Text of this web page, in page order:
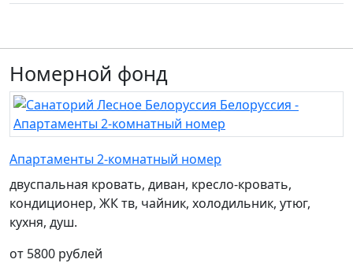
Номерной фонд
Апартаменты 2-комнатный номер
двуспальная кровать, диван, кресло-кровать,
кондиционер, ЖК тв, чайник, холодильник, утюг,
кухня, душ.
от 5800 рублей